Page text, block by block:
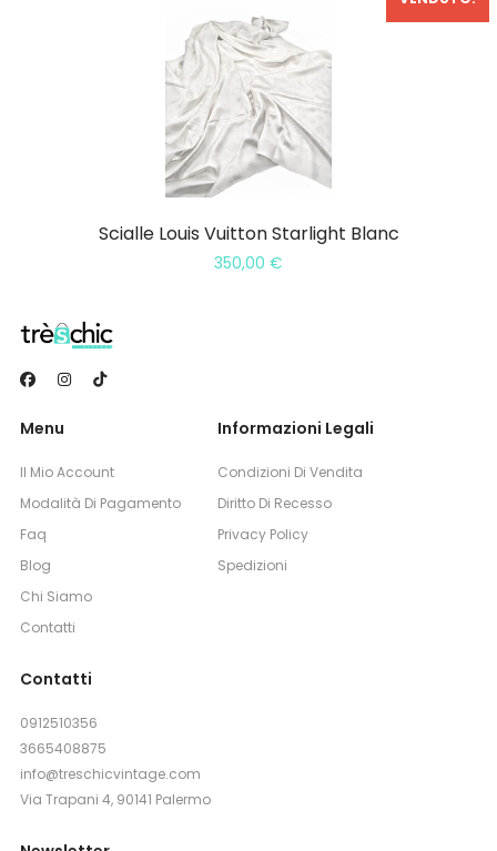
Scialle Louis Vuitton Starlight Blanc
350,00 €
Menu
Il Mio Account
Modalità Di Pagamento
Faq
Blog
Chi Siamo
Contatti
Informazioni Legali
Condizioni Di Vendita
Diritto Di Recesso
Privacy Policy
Spedizioni
Contatti
0912510356
3665408875
info@treschicvintage.com
Via Trapani 4, 90141 Palermo